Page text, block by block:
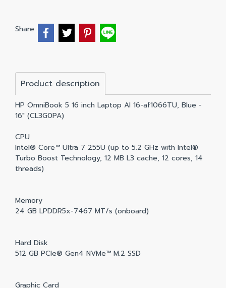
Share
Product description
HP OmniBook 5 16 inch Laptop AI 16-af1066TU, Blue -
16" (CL3G0PA)
CPU
Intel® Core™ Ultra 7 255U (up to 5.2 GHz with Intel®
Turbo Boost Technology, 12 MB L3 cache, 12 cores, 14
threads)
Memory
24 GB LPDDR5x-7467 MT/s (onboard)
Hard Disk
512 GB PCIe® Gen4 NVMe™ M.2 SSD
Graphic Card